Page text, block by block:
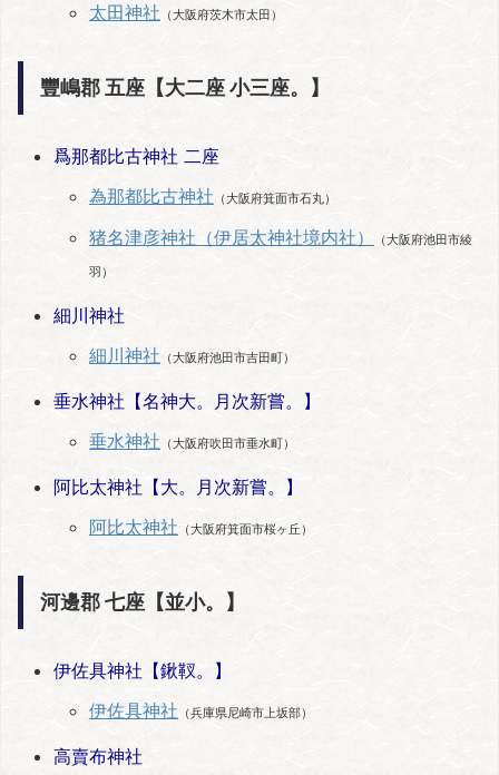
太田神社 （大阪府茨木市太田）
豐嶋郡 五座【大二座 小三座。】
爲那都比古神社 二座
為那都比古神社 （大阪府箕面市石丸）
猪名津彦神社（伊居太神社境内社） （大阪府池田市綾
羽）
細川神社
細川神社 （大阪府池田市吉田町）
垂水神社【名神大。月次新嘗。】
垂水神社 （大阪府吹田市垂水町）
阿比太神社【大。月次新嘗。】
阿比太神社 （大阪府箕面市桜ヶ丘）
河邊郡 七座【並小。】
伊佐具神社【鍬靫。】
伊佐具神社 （兵庫県尼崎市上坂部）
高賣布神社